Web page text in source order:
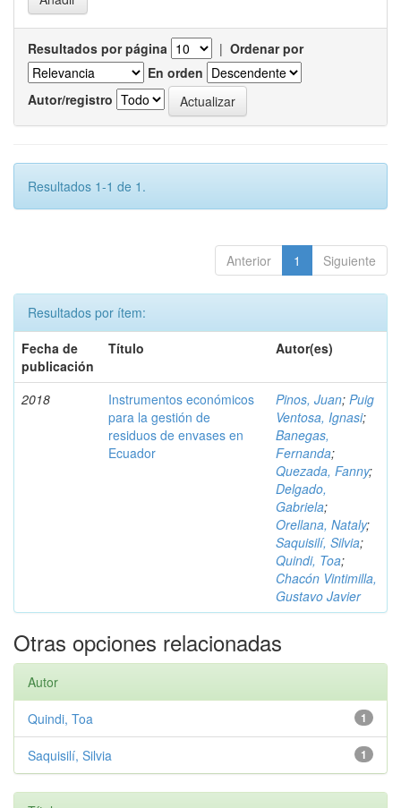
Resultados por página | Ordenar por
En orden
Autor/registro
Resultados 1-1 de 1.
Anterior 1 Siguiente
Resultados por ítem:
Fecha de
publicación
Título Autor(es)
2018
Instrumentos económicos
para la gestión de
residuos de envases en
Ecuador
Pinos, Juan; Puig
Ventosa, Ignasi;
Banegas,
Fernanda;
Quezada, Fanny;
Delgado,
Gabriela;
Orellana, Nataly;
Saquisilí, Silvia;
Quindi, Toa;
Chacón Vintimilla,
Gustavo Javier
Otras opciones relacionadas
Autor
1
Quindi, Toa
1
Saquisilí, Silvia